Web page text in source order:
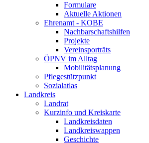
Formulare
Aktuelle Aktionen
Ehrenamt - KOBE
Nachbarschaftshilfen
Projekte
Vereinsporträts
ÖPNV im Alltag
Mobilitätsplanung
Pflegestützpunkt
Sozialatlas
Landkreis
Landrat
Kurzinfo und Kreiskarte
Landkreisdaten
Landkreiswappen
Geschichte